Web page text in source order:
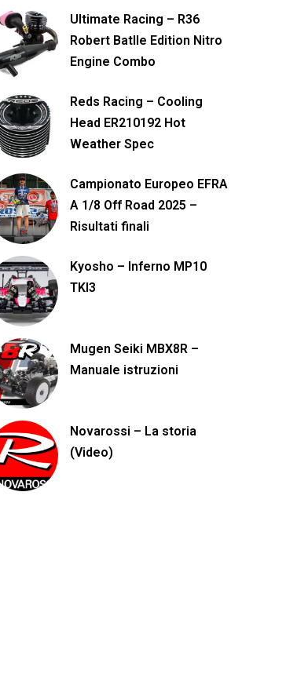
Ultimate Racing – R36
Robert Batlle Edition Nitro
Engine Combo
Reds Racing – Cooling
Head ER210192 Hot
Weather Spec
Campionato Europeo EFRA
A 1/8 Off Road 2025 –
Risultati finali
Kyosho – Inferno MP10
TKI3
Mugen Seiki MBX8R –
Manuale istruzioni
Novarossi – La storia
(Video)